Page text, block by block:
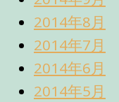
2014年8月
2014年7月
2014年6月
2014年5月